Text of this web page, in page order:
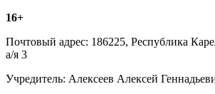
16+
Почтовый адрес: 186225, Республика
а/я 3
Учредитель: Алексеев Алексей